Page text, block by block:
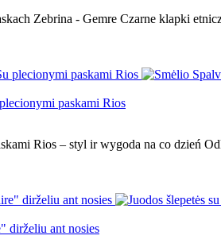
Zebrina - Gemre Czarne klapki
paskami Rios
Rios – styl ir wygoda na co dzień
dirželiu ant nosies